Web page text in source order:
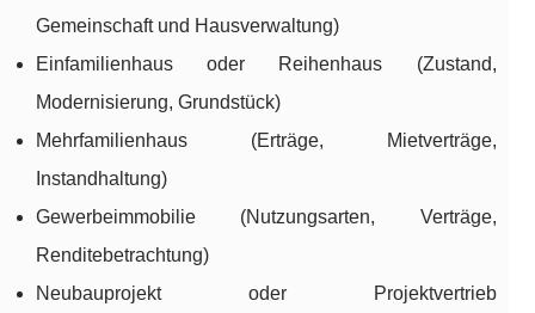
Gemeinschaft und Hausverwaltung)
Einfamilienhaus oder Reihenhaus (Zustand,
Modernisierung, Grundstück)
Mehrfamilienhaus (Erträge, Mietverträge,
Instandhaltung)
Gewerbeimmobilie (Nutzungsarten, Verträge,
Renditebetrachtung)
Neubauprojekt oder Projektvertrieb